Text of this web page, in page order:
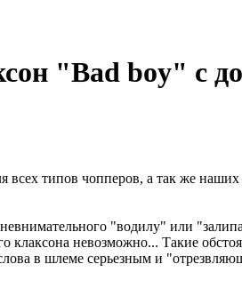
"Bad boy" с
типов чопперов, а так же
"водилу" или
невозможно... Такие
в шлеме серьезным и